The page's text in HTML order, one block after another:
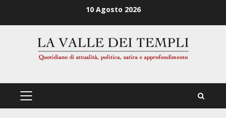
10 Agosto 2026
PRIMÄRES